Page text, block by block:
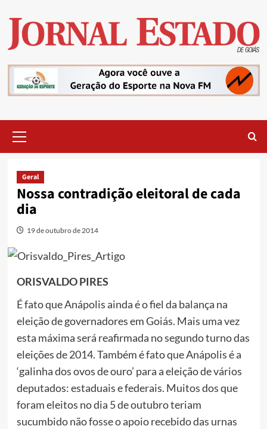
content
Menu
Geral
Nossa contradição eleitoral de cada
dia
19 de outubro de 2014
ORISVALDO PIRES
É fato que Anápolis ainda é o fiel da balança na
eleição de governadores em Goiás. Mais uma vez
esta máxima será reafirmada no segundo turno das
eleições de 2014. Também é fato que Anápolis é a
‘galinha dos ovos de ouro’ para a eleição de vários
deputados: estaduais e federais. Muitos dos que
foram eleitos no dia 5 de outubro teriam
sucumbido não fosse o apoio recebido das urnas